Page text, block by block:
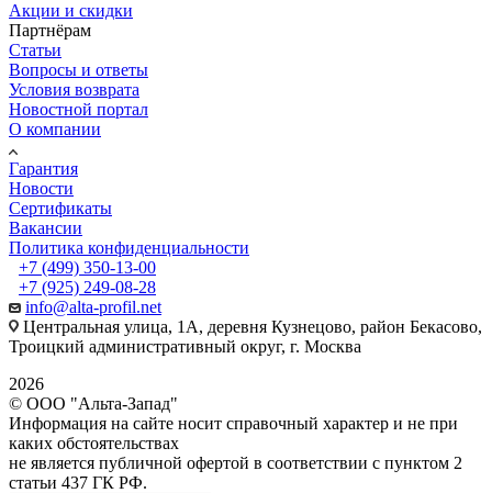
Акции и скидки
Партнёрам
Статьи
Вопросы и ответы
Условия возврата
Новостной портал
О компании
Гарантия
Новости
Сертификаты
Вакансии
Политика конфиденциальности
+7 (499) 350-13-00
+7 (925) 249-08-28
info@alta-profil.net
Центральная улица, 1А, деревня Кузнецово, район Бекасово,
Троицкий административный округ, г. Москва
2026
© ООО "Альта-Запад"
Информация на сайте носит справочный характер и не при
каких обстоятельствах
не является публичной офертой в соответствии с пунктом 2
статьи 437 ГК РФ.